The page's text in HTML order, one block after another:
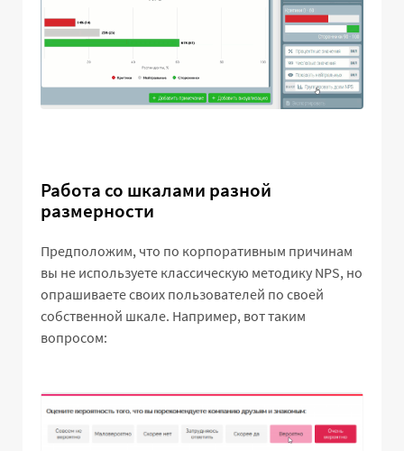
Работа со шкалами разной
размерности
Предположим, что по корпоративным причинам
вы не используете классическую методику NPS, но
опрашиваете своих пользователей по своей
собственной шкале. Например, вот таким
вопросом: